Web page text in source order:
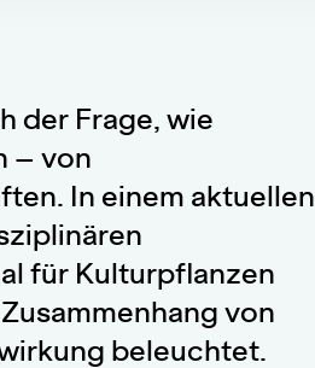
der Frage, wie
– von
In einem aktuellen
für Kulturpflanzen
von
beleuchtet.